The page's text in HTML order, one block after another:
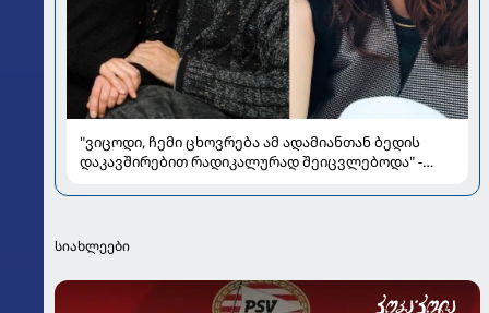
"ვიცოდი, ჩემი ცხოვრება ამ ადამიანთან ბედის
დაკავშირებით რადიკალურად შეიცვლებოდა" -
ოჯახზე
სიახლეები